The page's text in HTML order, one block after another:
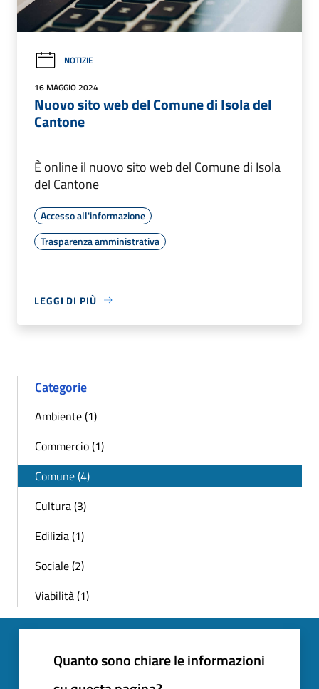
NOTIZIE
16 MAGGIO 2024
Nuovo sito web del Comune di Isola del
Cantone
È online il nuovo sito web del Comune di Isola
del Cantone
Accesso all'informazione
Trasparenza amministrativa
LEGGI DI PIÙ
Categorie
Ambiente (1)
Commercio (1)
Comune (4)
Cultura (3)
Edilizia (1)
Sociale (2)
Viabilità (1)
Quanto sono chiare le informazioni